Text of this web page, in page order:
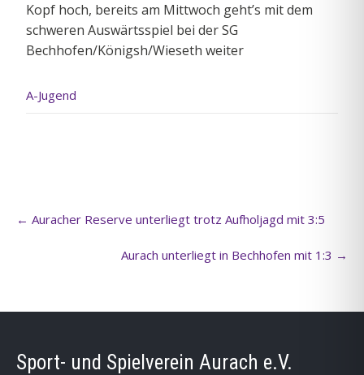
Kopf hoch, bereits am Mittwoch geht’s mit dem
schweren Auswärtsspiel bei der SG
Bechhofen/Königsh/Wieseth weiter
A-Jugend
navigation
← Auracher Reserve unterliegt trotz Aufholjagd mit 3:5
Aurach unterliegt in Bechhofen mit 1:3 →
Sport- und Spielverein Aurach e.V.